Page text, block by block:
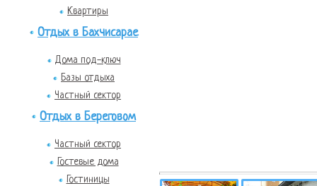
Квартиры
Отдых в Бахчисарае
Дома под-ключ
Базы отдыха
Частный сектор
Отдых в Береговом
Частный сектор
Гостевые дома
Гостиницы